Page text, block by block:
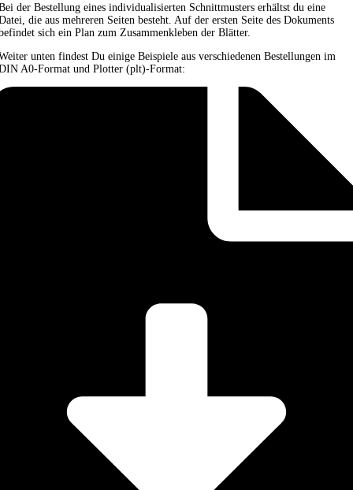
der Bestellung eines individualisierten Schnittmusters erhältst du eine
die aus mehreren Seiten besteht. Auf der ersten Seite des Dokuments
sich ein Plan zum Zusammenkleben der Blätter.
unten findest Du einige Beispiele aus verschiedenen Bestellungen im
A0-Format und Plotter (plt)-Format: